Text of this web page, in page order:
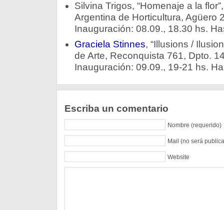
Silvina Trigos, “Homenaje a la
Argentina de Horticultura, Agüero
Inauguración: 08.09., 18.30 hs.
Graciela Stinnes, “Illusions /
de Arte, Reconquista 761, Dpto.
Inauguración: 09.09., 19-21 hs.
Escriba un comentario
Nombre (requerido)
Mail (no será
Website